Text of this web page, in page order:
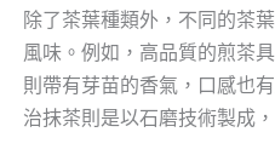
除了茶葉種類外，不同的茶
風味。例如，高品質的煎茶
則帶有芽苗的香氣，口感也
治抹茶則是以石磨技術製成